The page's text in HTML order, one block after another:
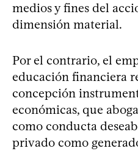
medios y fines del
dimensión material.
Por el contrario, el
educación financiera
concepción
económicas, que
como conducta
privado como